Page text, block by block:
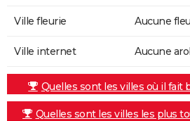
Ville fleurie Aucune
Ville internet Aucune
Quelles sont les villes où il fait
Quelles sont les villes les plus